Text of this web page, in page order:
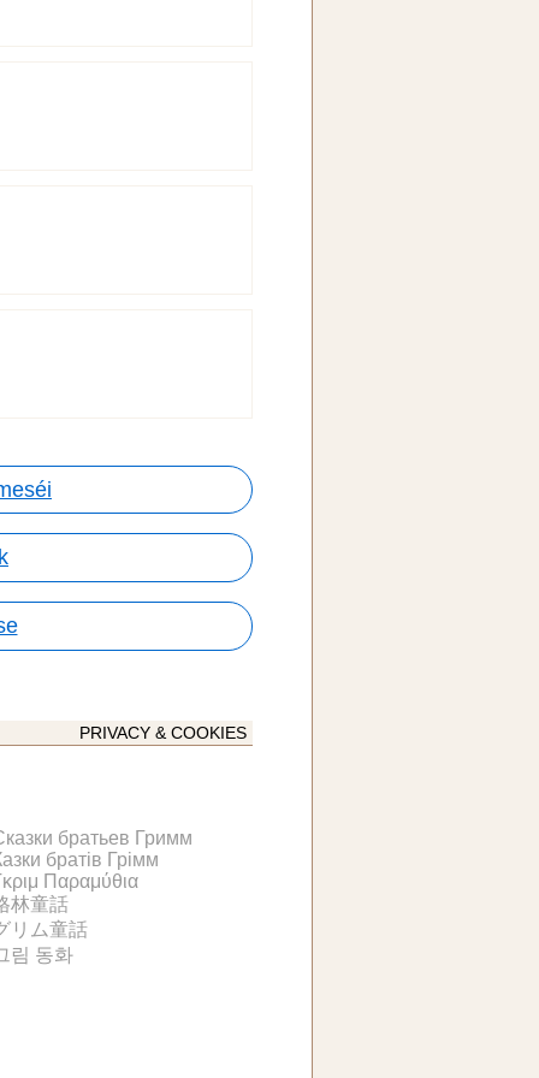
PRIVACY & COOKIES
братьев Гримм
братів Грімм
Παραμύθια
林童話
リム童話
림 동화